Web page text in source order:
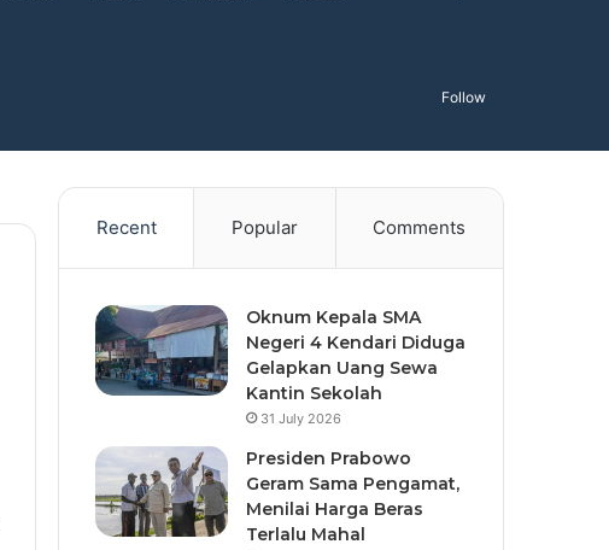
Follow
Recent Popular Comments
Oknum Kepala SMA
Negeri 4 Kendari Diduga
Gelapkan Uang Sewa
Kantin Sekolah
31 July 2026
Presiden Prabowo
Geram Sama Pengamat,
Menilai Harga Beras
Terlalu Mahal